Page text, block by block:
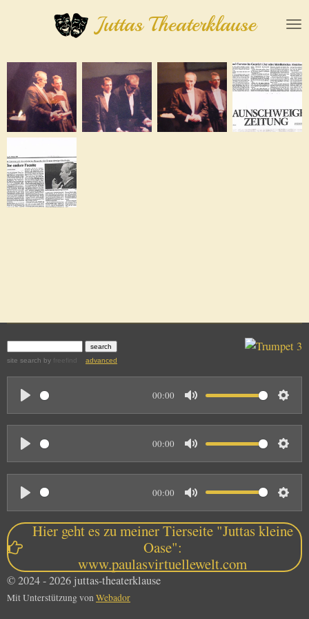
Hauptinhalt
Juttas Theaterklause
site search by freefind advanced
P
l
a
y
00:00
M
u
t
e
S
e
t
t
i
g
s
P
l
a
y
00:00
M
u
t
e
S
e
t
t
i
g
P
l
00:00
M
u
e
S
e
Hier geht es zu meiner Tierseite "Juttas kleine
Oase":
www.paulasvirtuellewelt.com
© 2024 - 2026 juttas-theaterklause
Mit Unterstützung vonWebador